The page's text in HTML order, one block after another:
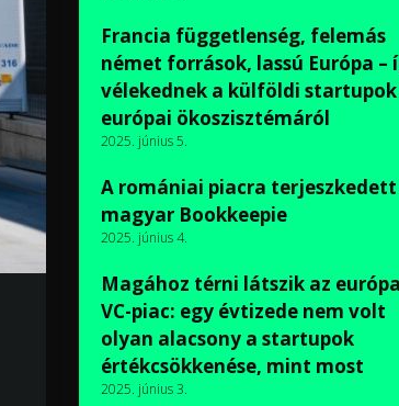
Francia függetlenség, felemás
német források, lassú Európa –
vélekednek a külföldi startupok
európai ökoszisztémáról
2025. június 5.
A romániai piacra terjeszkedett
magyar Bookkeepie
2025. június 4.
Magához térni látszik az
VC-piac: egy évtizede nem volt
olyan alacsony a startupok
értékcsökkenése, mint most
2025. június 3.